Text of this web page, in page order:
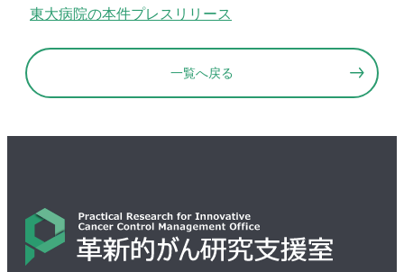
東大病院の本件プレスリリース
一覧へ戻る